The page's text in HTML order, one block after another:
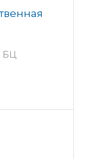
БЦ